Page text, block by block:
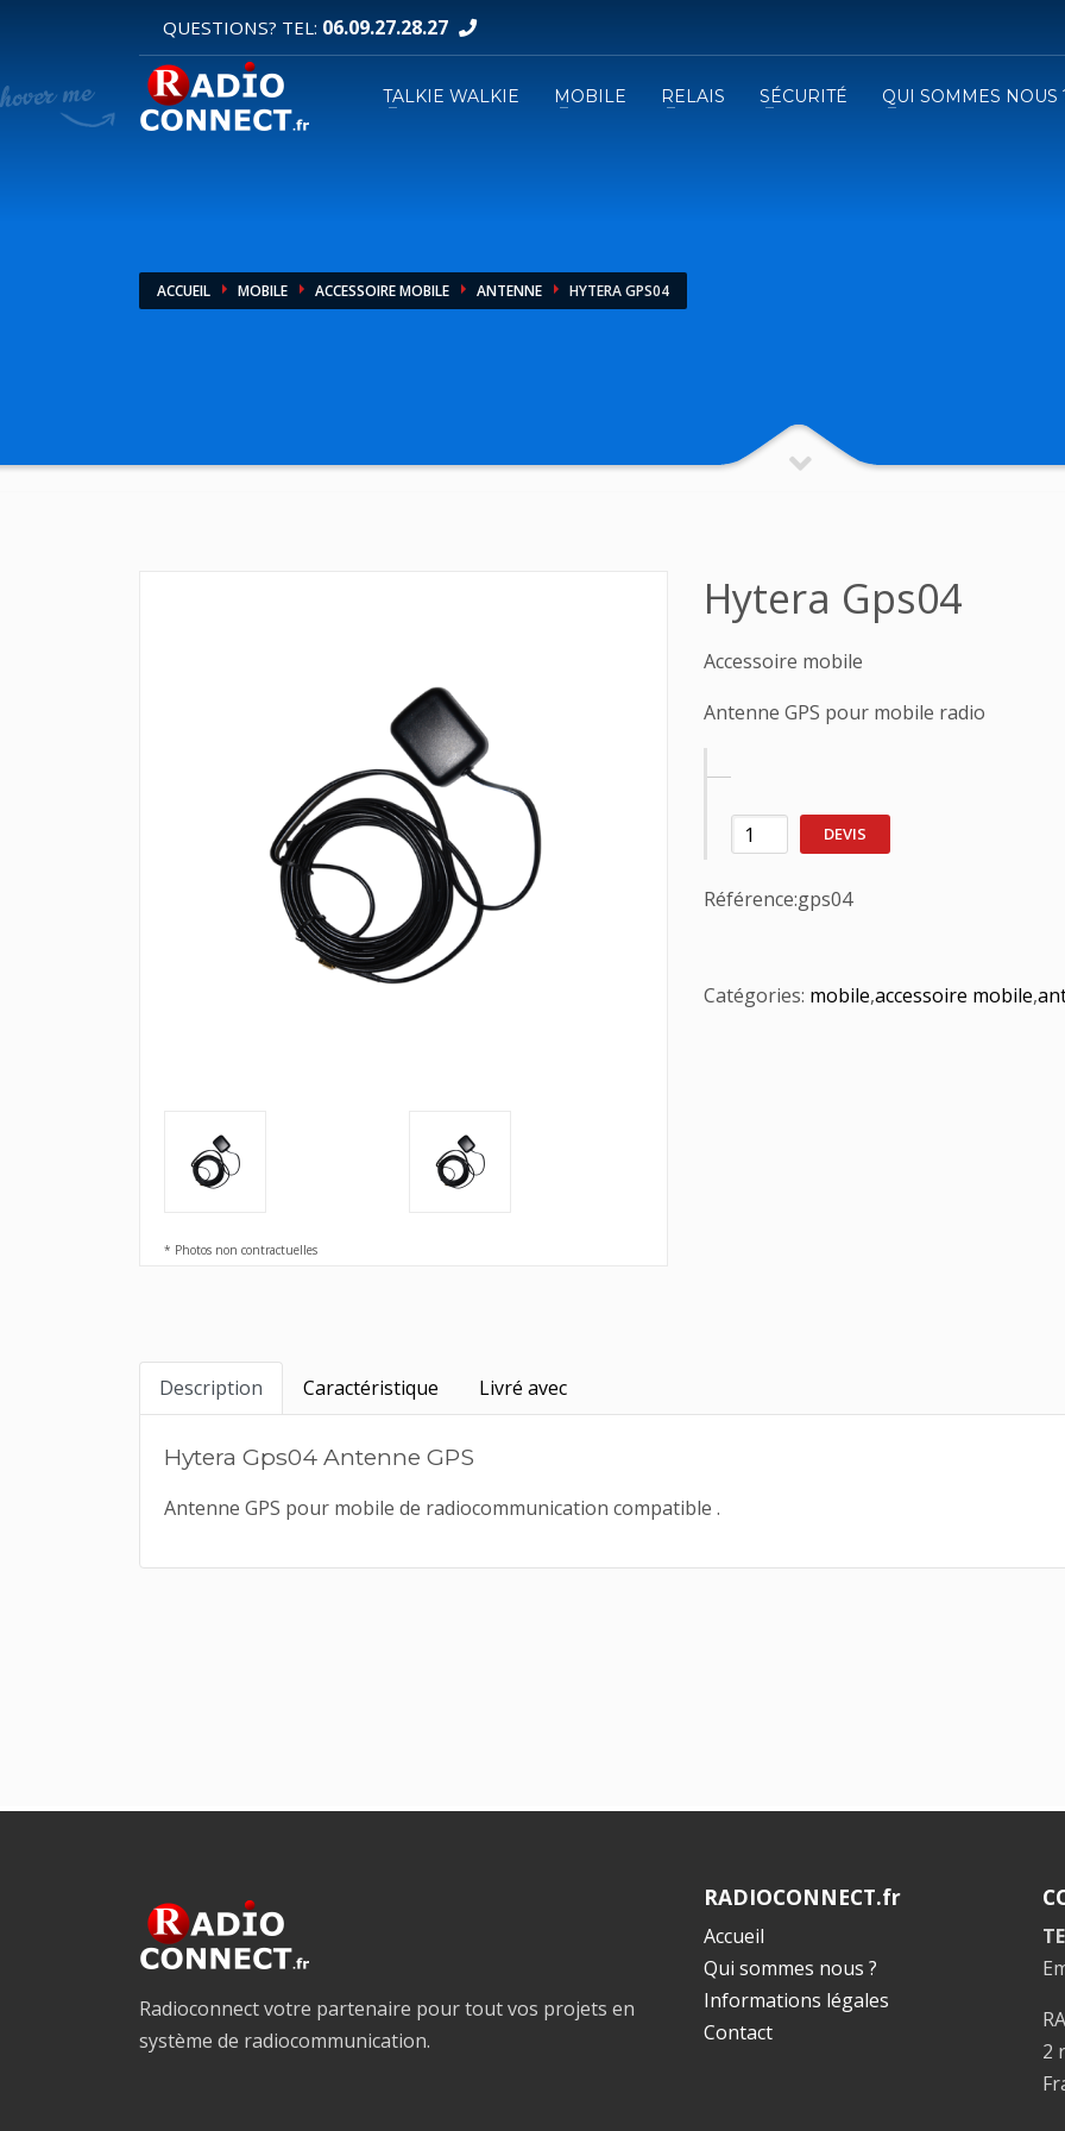
DEMANDE DE DEVIS
1 Sélectionnez vos produits.
QUESTIONS? TEL: 06.09.27.28.27
TALKIE WALKIE MOBILE RELAIS SÉCURITÉ QUI SOMMES NOUS
ACCUEIL MOBILE ACCESSOIRE MOBILE ANTENNE HYTERA GPS04
* Photos non contractuelles
Hytera Gps04
Accessoire mobile
Antenne GPS pour mobile radio
DEVIS
Référence:gps04
Catégories: mobile,accessoire mobile,
Description Caractéristique Livré avec
Hytera Gps04 Antenne GPS
Antenne GPS pour mobile de radiocommunication compatible .
Radioconnect votre partenaire pour tout vos projets en
système de radiocommunication.
RADIOCONNECT.fr
Accueil
Qui sommes nous ?
Informations légales
Contact
2